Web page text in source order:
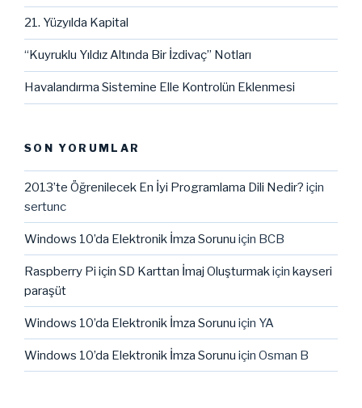
21. Yüzyılda Kapital
“Kuyruklu Yıldız Altında Bir İzdivaç” Notları
Havalandırma Sistemine Elle Kontrolün Eklenmesi
SON YORUMLAR
2013’te Öğrenilecek En İyi Programlama Dili Nedir? için
sertunc
Windows 10’da Elektronik İmza Sorunu için BCB
Raspberry Pi için SD Karttan İmaj Oluşturmak için kayseri
paraşüt
Windows 10’da Elektronik İmza Sorunu için YA
Windows 10’da Elektronik İmza Sorunu için Osman B